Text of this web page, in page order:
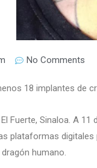
No Comments
18 implantes de
Fuerte, Sinaloa. A
plataformas
humano.